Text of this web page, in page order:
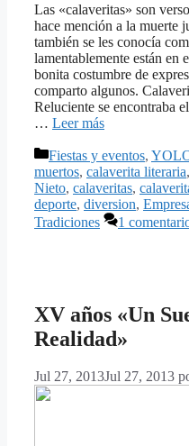
Las «calaveritas» son
hace mención a la muerte
también se les conocía
lamentablemente están en
bonita costumbre de
comparto algunos.
Reluciente se encontraba
… Leer más
Categorías
Fiestas y eventos,
muertos, calaverita literaria,
Nieto, calaveritas,
deporte, diversion,
Tradiciones
1
XV años «Un
Realidad»
Jul 27, 2013Jul 27, 2013